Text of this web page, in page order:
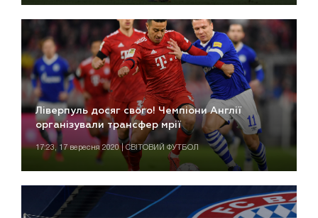
Ліверпуль досяг свого! Чемпіони Англії
організували трансфер мрії
17:23, 17 вересня 2020 | СВІТОВИЙ ФУТБОЛ